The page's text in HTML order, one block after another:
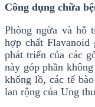
Công dụng chữa
Phòng ngừa và hỗ
hợp chất
phát triển của các
này góp phần
khổng lồ, các tế
lan rộng của Ung